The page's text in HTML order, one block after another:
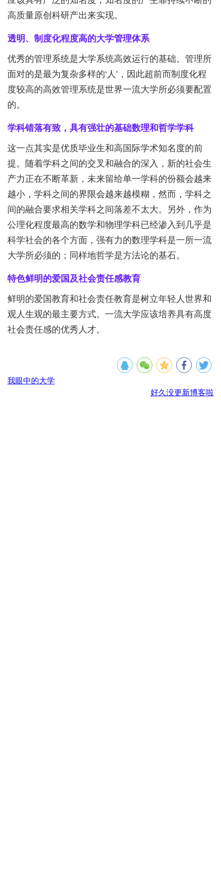
高质量原创科研产出来实现。
透明、制度化程度高的大学管理体系
优秀的管理系统是大学系统高效运行的基础。管理所
面对的是最为复杂多样的‘人’，因此超前而制度化程
度较高的高效管理系统是世界一流大学所必须要配置
的。
学科错落有致，具有强壮的基础数理和哲学学科
这一点其实是优质毕业生和高国际学术知名度的前
提。随着学科之间的交叉和融合的深入，新的社会生
产力正在不断革新，未来留给单一学科的份额会越来
越小，学科之间的界限会越来越模糊，然而，学科之
间的融合要求相关学科之间落差不太大。另外，作为
公理化程度最高的数学和物理学科已经渗入到几乎是
科学社会的各个方面，强有力的数理学科是一所一流
大学所必须的；同样地哲学是方法论的基石。
特色鲜明的爱国及社会责任感教育
鲜明的爱国教育和社会责任教育是树立年轻人世界和
观人生观的最主要方式。一流大学应该培养具有高度
社会责任感的优秀人才。
我眼中的大学
好久没更新博客啦